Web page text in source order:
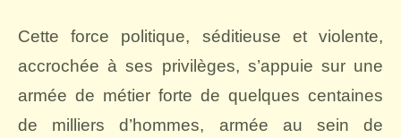
Cette force politique, séditieuse et violente,
accrochée à ses privilèges, s’appuie sur une
armée de métier forte de quelques centaines
de milliers d’hommes, armée au sein de